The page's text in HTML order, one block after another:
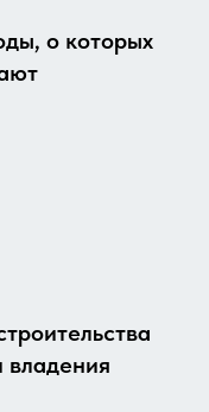
о которых
владения